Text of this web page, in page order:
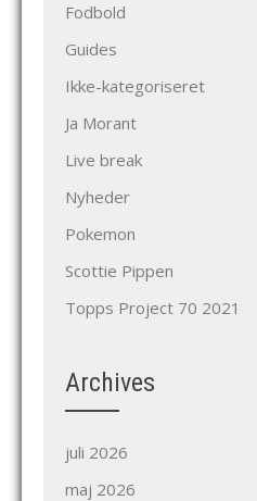
Fodbold
Guides
Ikke-kategoriseret
Ja Morant
Live break
Nyheder
Pokemon
Scottie Pippen
Topps Project 70 2021
Archives
juli 2026
maj 2026